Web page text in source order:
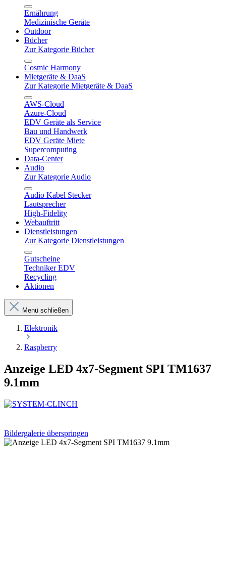
Ernährung
Medizinische Geräte
Outdoor
Bücher
Zur Kategorie Bücher
Cosmic Harmony
Mietgeräte & DaaS
Zur Kategorie Mietgeräte & DaaS
AWS-Cloud
Azure-Cloud
EDV Geräte als Service
Bau und Handwerk
EDV Geräte Miete
Supercomputing
Data-Center
Audio
Zur Kategorie Audio
Audio Kabel Stecker
Lautsprecher
High-Fidelity
Webauftritt
Dienstleistungen
Zur Kategorie Dienstleistungen
Gutscheine
Techniker EDV
Recycling
Aktionen
Menü schließen
Elektronik
Raspberry
Anzeige LED 4x7-Segment SPI TM1637
9.1mm
Bildergalerie überspringen